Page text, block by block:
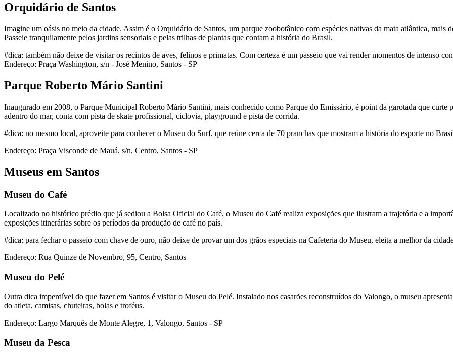
Orquidário de Santos
Imagine um oásis no meio da cidade. Assim é o Orquidário de Santos, um parque zoobotânico com espécies nativas da mata atlântica, mais
Passeie tranquilamente pelos jardins sensoriais e pelas trilhas de plantas que contam a história do Brasil.
#dica: também não deixe de visitar os recintos de aves, felinos e primatas. Com certeza é um passeio que vai render momentos de intenso
Endereço: Praça Washington, s/n - José Menino, Santos - SP
Parque Roberto Mário Santini
Inaugurado em 2008, o Parque Municipal Roberto Mário Santini, mais conhecido como Parque do Emissário, é point da garotada que curte
adentro do mar, conta com pista de skate profissional, ciclovia, playground e pista de corrida.
#dica: no mesmo local, aproveite para conhecer o Museu do Surf, que reúne cerca de 70 pranchas que mostram a história do esporte no
Endereço: Praça Visconde de Mauá, s/n, Centro, Santos - SP
Museus em Santos
Museu do Café
Localizado no histórico prédio que já sediou a Bolsa Oficial do Café, o Museu do Café realiza exposições que ilustram a trajetória e a
exposições itinerárias sobre os períodos da produção de café no país.
#dica: para fechar o passeio com chave de ouro, não deixe de provar um dos grãos especiais na Cafeteria do Museu, eleita a melhor da
Endereço: Rua Quinze de Novembro, 95, Centro, Santos
Museu do Pelé
Outra dica imperdível do que fazer em Santos é visitar o Museu do Pelé. Instalado nos casarões reconstruídos do Valongo, o museu
do atleta, camisas, chuteiras, bolas e troféus.
Endereço: Largo Marquês de Monte Alegre, 1, Valongo, Santos - SP
Museu da Pesca